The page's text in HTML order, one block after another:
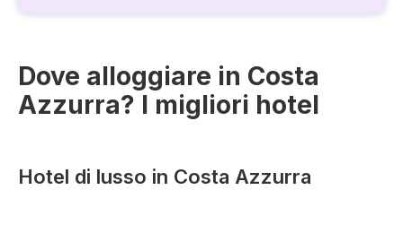
Dove alloggiare in Costa
Azzurra? I migliori hotel
Hotel di lusso in Costa Azzurra